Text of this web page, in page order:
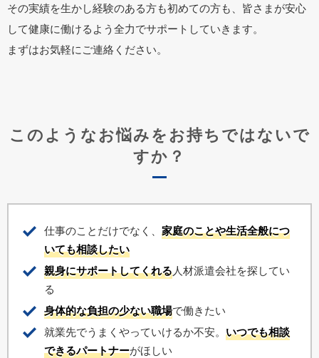
その実績を生かし経験のある方も初めての方も、皆さまが安心
して健康に働けるよう全力でサポートしていきます。
まずはお気軽にご連絡ください。
このようなお悩みをお持ちではないで
すか？
仕事のことだけでなく、 家庭のことや生活全般につ
いても相談したい
親身にサポートしてくれる人材派遣会社を探してい
る
身体的な負担の少ない職場で働きたい
就業先でうまくやっていけるか不安。 いつでも相談
できるパートナーがほしい